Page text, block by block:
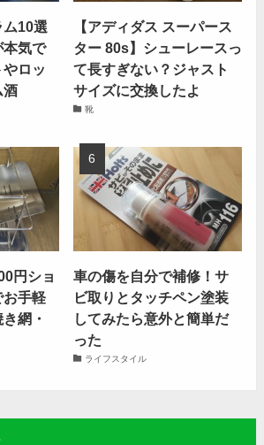
10選
本気で
ロッ
酒
【アディダス スーパース
ター 80s】シューレースっ
て長すぎない？ジャスト
サイズに交換したよ
靴
円ショ
お手軽
網・
車の傷を自分で補修！サ
ビ取りとタッチペン塗装
してみたら意外と簡単だ
った
ライフスタイル